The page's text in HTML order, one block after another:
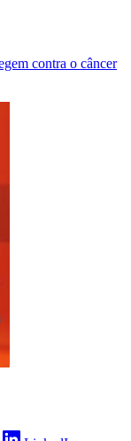
contra o câncer